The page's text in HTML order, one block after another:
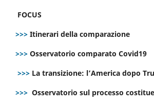
FOCUS
>>> Itinerari della comparazione
>>> Osservatorio comparato Covid19
>>> La transizione: l’America dopo
>>> Osservatorio sul processo